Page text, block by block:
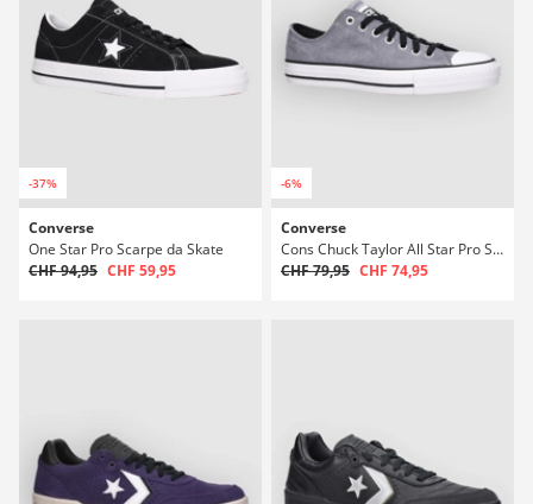
-37%
Converse
One Star Pro Scarpe da Skate
CHF 94,95 CHF 59,95
-6%
Converse
Cons Chuck Taylor All Star Pro Suede Scarpe da Skate
CHF 79,95 CHF 74,95